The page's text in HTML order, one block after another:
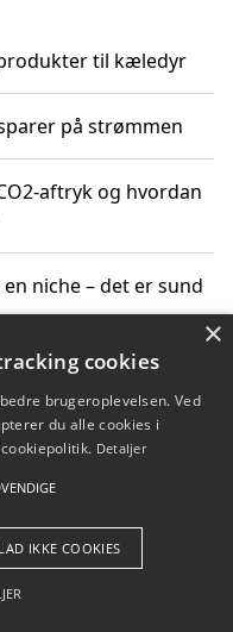
til kæledyr
på strømmen
aftryk og hvordan
niche – det er sund
og bestil med
Betingelser
×
cookies
brugeroplevelsen. Ved
du alle cookies i
Detaljer
IKKE COOKIES